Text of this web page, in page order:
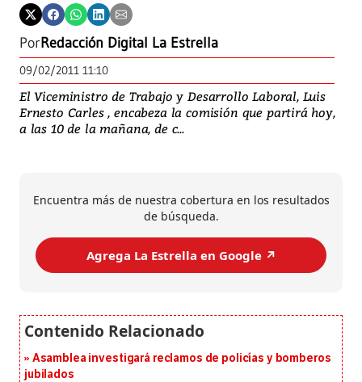
PorRedacción Digital La Estrella
09/02/2011 11:10
El Viceministro de Trabajo y Desarrollo Laboral, Luis
Ernesto Carles , encabeza la comisión que partirá hoy,
a las 10 de la mañana, de c...
Encuentra más de nuestra cobertura en los resultados
de búsqueda.
Agrega La Estrella en Google ↗️
Asamblea investigará reclamos de policías y bomberos
jubilados